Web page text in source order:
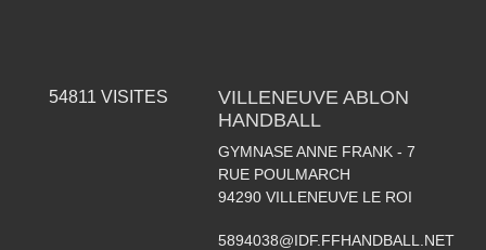
54811 VISITES
VILLENEUVE ABLON
HANDBALL
GYMNASE ANNE FRANK - 7
RUE POULMARCH
94290 VILLENEUVE LE ROI
5894038@IDF.FFHANDBALL.NET